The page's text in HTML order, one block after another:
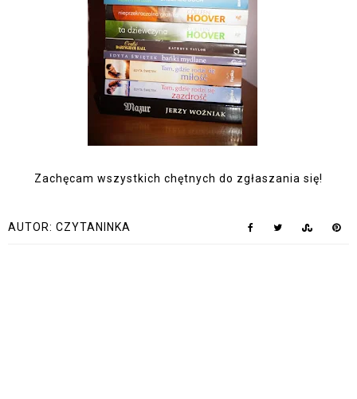
Zachęcam wszystkich chętnych do zgłaszania się!
AUTOR: CZYTANINKA